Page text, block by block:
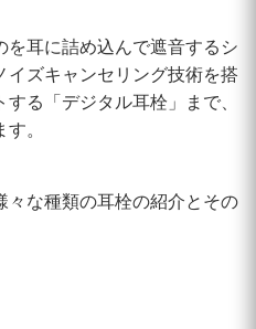
耳に詰め込んで遮音するシ
イズキャンセリング技術を搭
る「デジタル耳栓」まで、
。
々な種類の耳栓の紹介とその